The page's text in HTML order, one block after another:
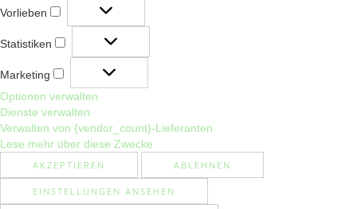
Vorlieben
Vorlieben
Statistiken
Statistiken
Marketing
Marketing
Optionen verwalten
Dienste verwalten
Verwalten von {vendor_count}-Lieferanten
Lese mehr über diese Zwecke
AKZEPTIEREN ABLEHNEN
EINSTELLUNGEN ANSEHEN